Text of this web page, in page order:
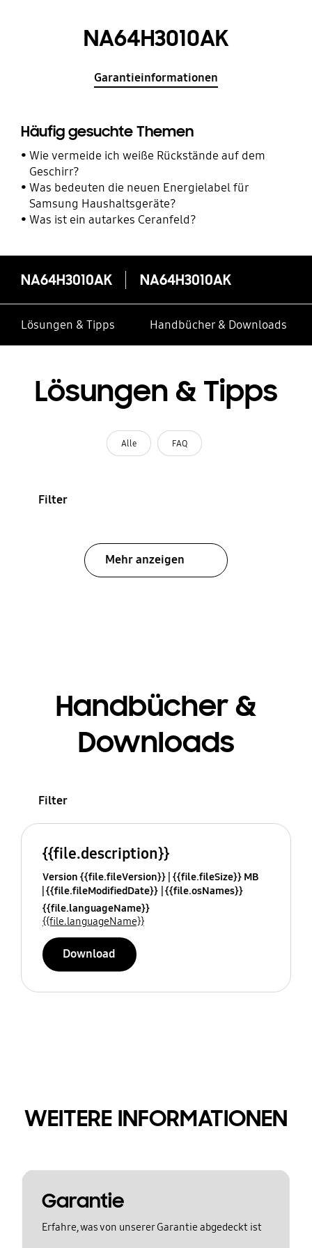
NA64H3010AK
Garantieinformationen
Häufig gesuchte Themen
Wie vermeide ich weiße Rückstände auf dem
Geschirr?
Was bedeuten die neuen Energielabel für
Samsung Haushaltsgeräte?
Was ist ein autarkes Ceranfeld?
NA64H3010AK NA64H3010AK
Lösungen & Tipps Handbücher & Downloads
Lösungen & Tipps
Alle FAQ
Filter
Mehr anzeigen
Handbücher &
Downloads
Filter
{{file.description}}
Version {{file.fileVersion}} {{file.fileSize}} MB
{{file.fileModifiedDate}} {{file.osNames}}
{{file.languageName}}
{{file.languageName}}
Download
WEITERE INFORMATIONEN
Garantie
Erfahre, was von unserer Garantie abgedeckt ist